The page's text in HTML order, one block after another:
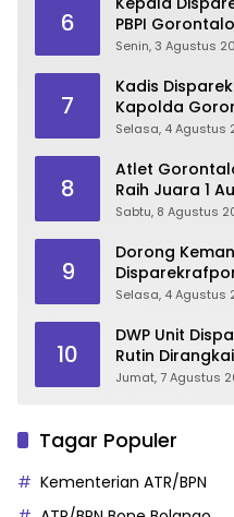
6
PBPI
Senin, 3 Agustus
7
Kadis
Kapolda
Sukseskan
Selasa, 4 Agustus
8
Atlet
Raih Juara 1
di Makassar
Sabtu, 8 Agustus
9
Dorong
Para Aleg
Selasa, 4 Agustus
10
DWP Unit
Rutin
Stres
Jumat, 7 Agustus
Tagar Populer
Kementerian ATR/BPN